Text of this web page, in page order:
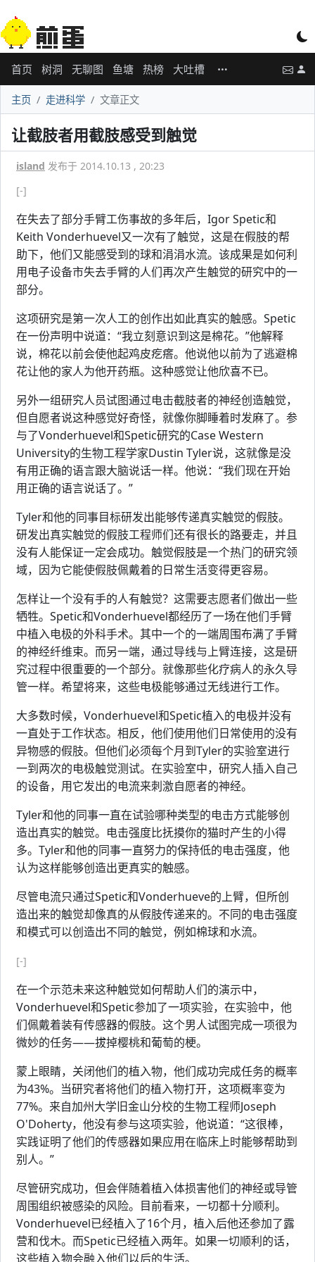
首页 树洞 无聊图 鱼塘 热榜 大吐槽
主页 走进科学 文章正文
让截肢者用截肢感受到触觉
island 发布于 2014.10.13 , 20:23
[-]
在失去了部分手臂工伤事故的多年后，Igor Spetic和
Keith Vonderhuevel又一次有了触觉，这是在假肢的帮
助下，他们又能感受到的球和涓涓水流。该成果是如何利
用电子设备市失去手臂的人们再次产生触觉的研究中的一
部分。
这项研究是第一次人工的创作出如此真实的触感。Spetic
在一份声明中说道：“我立刻意识到这是棉花。”他解释
说，棉花以前会使他起鸡皮疙瘩。他说他以前为了逃避棉
花让他的家人为他开药瓶。这种感觉让他欣喜不已。
另外一组研究人员试图通过电击截肢者的神经创造触觉，
但自愿者说这种感觉好奇怪，就像你脚睡着时发麻了。参
与了Vonderhuevel和Spetic研究的Case Western
University的生物工程学家Dustin Tyler说，这就像是没
有用正确的语言跟大脑说话一样。他说：“我们现在开始
用正确的语言说话了。”
Tyler和他的同事目标研发出能够传递真实触觉的假肢。
研发出真实触觉的假肢工程师们还有很长的路要走，并且
没有人能保证一定会成功。触觉假肢是一个热门的研究领
域，因为它能使假肢佩戴着的日常生活变得更容易。
怎样让一个没有手的人有触觉？这需要志愿者们做出一些
牺牲。Spetic和Vonderhuevel都经历了一场在他们手臂
中植入电极的外科手术。其中一个的一端周围布满了手臂
的神经纤维束。而另一端，通过导线与上臂连接，这是研
究过程中很重要的一个部分。就像那些化疗病人的永久导
管一样。希望将来，这些电极能够通过无线进行工作。
大多数时候，Vonderhuevel和Spetic植入的电极并没有
一直处于工作状态。相反，他们使用他们日常使用的没有
异物感的假肢。但他们必须每个月到Tyler的实验室进行
一到两次的电极触觉测试。在实验室中，研究人插入自己
的设备，用它发出的电流来刺激自愿者的神经。
Tyler和他的同事一直在试验哪种类型的电击方式能够创
造出真实的触觉。电击强度比抚摸你的猫时产生的小得
多。Tyler和他的同事一直努力的保持低的电击强度，他
认为这样能够创造出更真实的触感。
尽管电流只通过Spetic和Vonderhueve的上臂，但所创
造出来的触觉却像真的从假肢传递来的。不同的电击强度
和模式可以创造出不同的触觉，例如棉球和水流。
[-]
在一个示范未来这种触觉如何帮助人们的演示中，
Vonderhuevel和Spetic参加了一项实验，在实验中，他
们佩戴着装有传感器的假肢。这个男人试图完成一项很为
微妙的任务——拔掉樱桃和葡萄的梗。
蒙上眼睛，关闭他们的植入物，他们成功完成任务的概率
为43%。当研究者将他们的植入物打开，这项概率变为
77%。来自加州大学旧金山分校的生物工程师Joseph
O'Doherty，他没有参与这项实验，他说道：“这很棒，
实践证明了他们的传感器如果应用在临床上时能够帮助到
别人。”
尽管研究成功，但会伴随着植入体损害他们的神经或导管
周围组织被感染的风险。目前看来，一切都十分顺利。
Vonderhuevel已经植入了16个月，植入后他还参加了露
营和伐木。而Spetic已经植入两年。如果一切顺利的话，
这些植入物会融入他们以后的生活。